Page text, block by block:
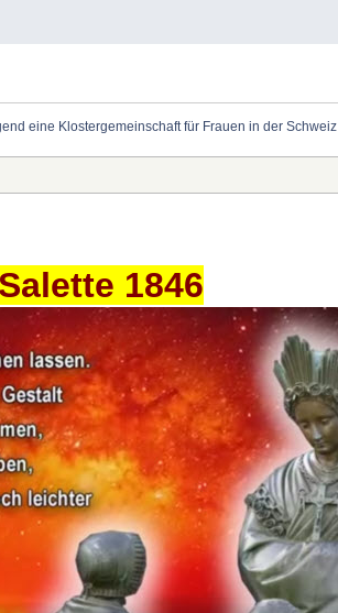
eine Klostergemeinschaft für Frauen in der Schweiz
1846